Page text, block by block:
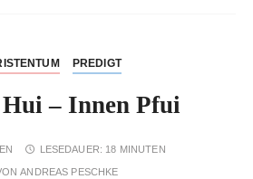
PREDIGT
Hui – Innen Pfui
LESEDAUER: 18 MINUTEN
ANDREAS PESCHKE